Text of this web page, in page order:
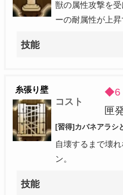
獣の属性攻撃を
ーの耐属性が上昇
技能
糸張り壁
コスト
◆6
匣
[習得]カバネアラシ
自壊するまで壊
ン。
技能